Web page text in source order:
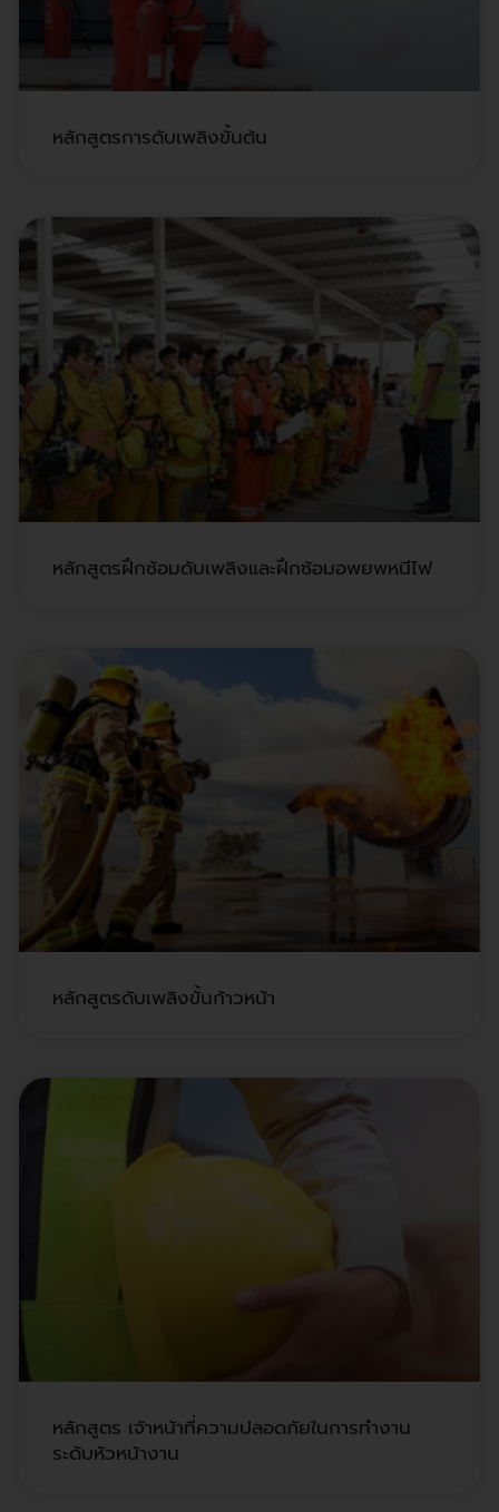
หลักสูตรการดับเพลิงขั้นต้น
หลักสูตรฝึกซ้อมดับเพลิงและฝึกซ้อมอพยพหนีไฟ
หลักสูตรดับเพลิงขั้นก้าวหน้า
หลักสูตร เจ้าหน้าที่ความปลอดภัยในการทำงาน
ระดับหัวหน้างาน